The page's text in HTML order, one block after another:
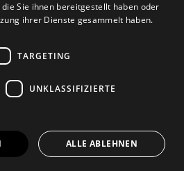
Familienfeste
Tür
U
Alltagshelfer, die
Sie ihnen bereitgestellt haben oder
ihrer Dienste gesammelt haben.
TARGETING
UNKLASSIFIZIERTE
ALLE ABLEHNEN